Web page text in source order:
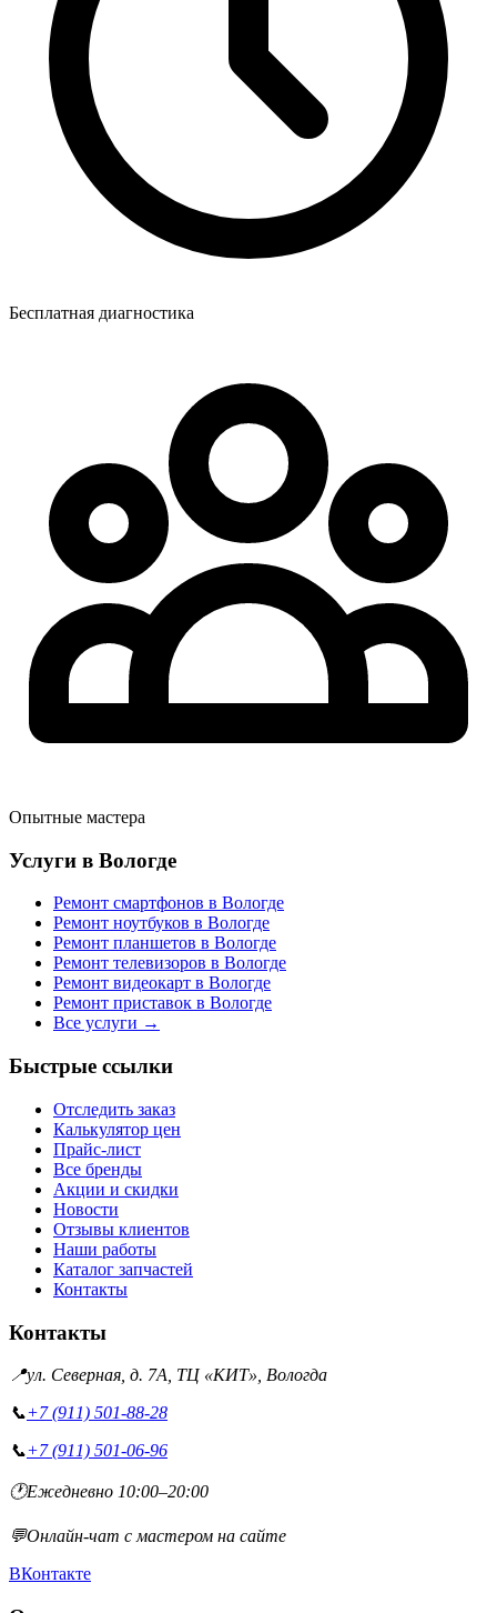
Бесплатная диагностика
Опытные мастера
Услуги в Вологде
Ремонт смартфонов в Вологде
Ремонт ноутбуков в Вологде
Ремонт планшетов в Вологде
Ремонт телевизоров в Вологде
Ремонт видеокарт в Вологде
Ремонт приставок в Вологде
Все услуги →
Быстрые ссылки
Отследить заказ
Калькулятор цен
Прайс-лист
Все бренды
Акции и скидки
Новости
Отзывы клиентов
Наши работы
Каталог запчастей
Контакты
Контакты
📍ул. Северная, д. 7А, ТЦ «КИТ», Вологда
📞+7 (911) 501-88-28
📞+7 (911) 501-06-96
🕐Ежедневно 10:00–20:00
💬Онлайн-чат с мастером на сайте
ВКонтакте